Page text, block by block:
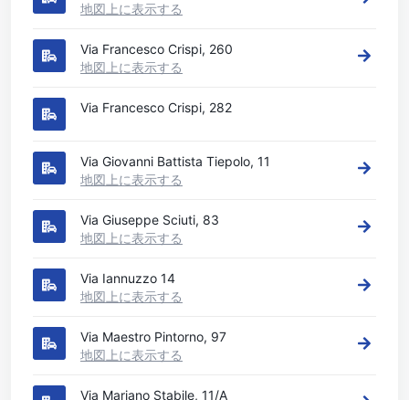
地図上に表示する
Via Francesco Crispi, 260
地図上に表示する
Via Francesco Crispi, 282
Via Giovanni Battista Tiepolo, 11
地図上に表示する
Via Giuseppe Sciuti, 83
地図上に表示する
Via Iannuzzo 14
地図上に表示する
Via Maestro Pintorno, 97
地図上に表示する
Via Mariano Stabile, 11/A